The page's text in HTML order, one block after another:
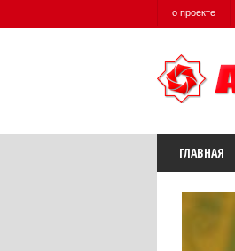
о проекте
ГЛАВНАЯ